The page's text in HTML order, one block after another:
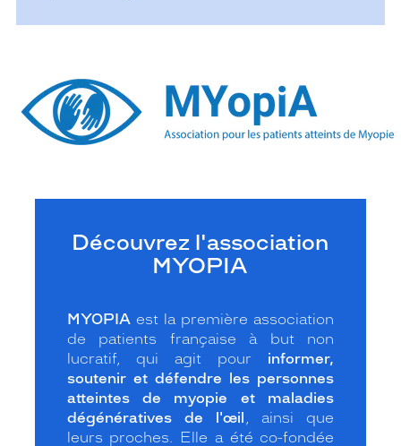
Découvrez l'association
MYOPIA
MYOPIAest la première association
de patients française à but non
lucratif, qui agit pour informer,
soutenir et défendre les personnes
atteintes de myopie et maladies
dégénératives de l'œil , ainsi que
leurs proches. Elle a été co-fondée